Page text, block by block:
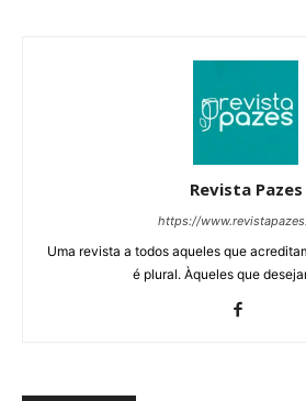
Revista Pazes
https://
Uma revista a todos aqueles que
é plural. Àqueles que